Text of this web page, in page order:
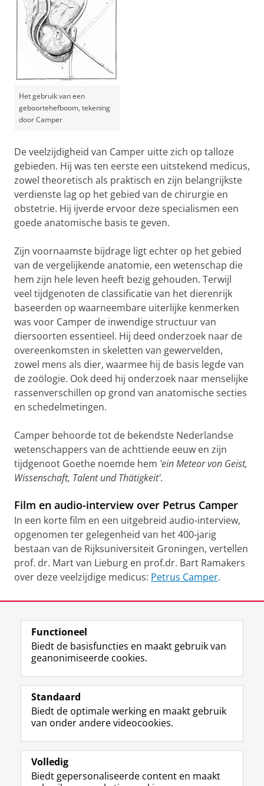
Het gebruik van een
geboortehefboom, tekening
door Camper
De veelzijdigheid van Camper uitte zich op talloze
gebieden. Hij was ten eerste een uitstekend medicus,
zowel theoretisch als praktisch en zijn belangrijkste
verdienste lag op het gebied van de chirurgie en
obstetrie. Hij ijverde ervoor deze specialismen een
goede anatomische basis te geven.
Zijn voornaamste bijdrage ligt echter op het gebied
van de vergelijkende anatomie, een wetenschap die
hem zijn hele leven heeft bezig gehouden. Terwijl
veel tijdgenoten de classificatie van het dierenrijk
baseerden op waarneembare uiterlijke kenmerken
was voor Camper de inwendige structuur van
diersoorten essentieel. Hij deed onderzoek naar de
overeenkomsten in skeletten van gewervelden,
zowel mens als dier, waarmee hij de basis legde van
de zoölogie. Ook deed hij onderzoek naar menselijke
rassenverschillen op grond van anatomische secties
en schedelmetingen.
Camper behoorde tot de bekendste Nederlandse
wetenschappers van de achttiende eeuw en zijn
tijdgenoot Goethe noemde hem 'ein Meteor von Geist,
Wissenschaft, Talent und Thätigkeit'.
Film en audio-interview over Petrus Camper
In een korte film en een uitgebreid audio-interview,
opgenomen ter gelegenheid van het 400-jarig
bestaan van de Rijksuniversiteit Groningen, vertellen
prof. dr. Mart van Lieburg en prof.dr. Bart Ramakers
over deze veelzijdige medicus: Petrus Camper.
View this page in:English
Volg ons op
F
a
e
b
o
p
T
w
t
t
r
r
I
n
t
r
m
Over het museum
Praktisch
Volg ons op
Functioneel
Biedt de basisfuncties en maakt gebruik van
geanonimiseerde cookies.
Standaard
Biedt de optimale werking en maakt gebruik
van onder andere videocookies.
Volledig
Biedt gepersonaliseerde content en maakt